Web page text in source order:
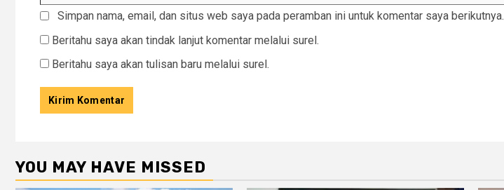
Simpan nama, email, dan situs web saya pada peramban ini untuk komentar saya berikutnya.
Beritahu saya akan tindak lanjut komentar melalui surel.
Beritahu saya akan tulisan baru melalui surel.
YOU MAY HAVE MISSED